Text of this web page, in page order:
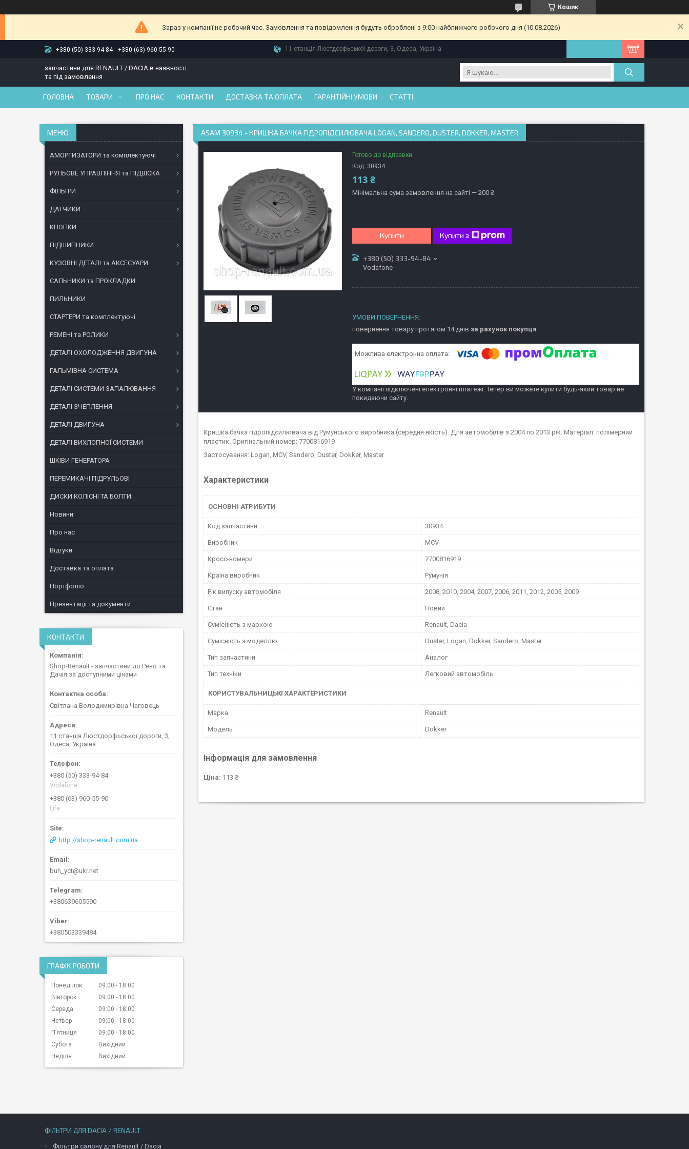
Кошик
Зараз у компанії не робочий час. Замовлення та повідомлення будуть оброблені з 9:00 найближчого робочого дня (10.08.2026)
+380 (50) 333-94-84 +380 (63) 960-55-90 11 станція Люстдорфьської дороги, 3, Одеса, Україна
запчастини для RENAULT / DACIA в наявності
та під замовлення
ГОЛОВНА ТОВАРИ ПРО НАС КОНТАКТИ ДОСТАВКА ТА ОПЛАТА ГАРАНТІЙНІ УМОВИ СТАТТІ
ASAM 30934 - КРИШКА БАЧКА ГІДРОПІДСИЛЮВАЧА LOGAN, SANDERO, DUSTER, DOKKER, MASTER
Готово до відправки
Код: 30934
113 ₴
Мінімальна сума замовлення на сайті — 200 ₴
Купити Купити з
+380 (50) 333-94-84
Vodafone
повернення товару протягом 14 днів за рахунок покупця
У компанії підключені електронні платежі. Тепер ви можете купити будь-який товар не
покидаючи сайту.
Кришка бачка гідропідсилювача від Румунського виробника (середня якість). Для автомобілів з 2004 по 2013 рік. Матеріал: полімерний
пластик. Оригінальний номер: 7700816919
Застосування: Logan, MCV, Sandero, Duster, Dokker, Master
Характеристики
ОСНОВНІ АТРИБУТИ
Код запчастини 30934
Виробник MCV
Кросс-номери 7700816919
Країна виробник Румунія
Рік випуску автомобіля 2008, 2010, 2004, 2007, 2006, 2011, 2012, 2005, 2009
Стан Новий
Сумісність з маркою Renault, Dacia
Сумісність з моделлю Duster, Logan, Dokker, Sandero, Master
Тип запчастини Аналог
Тип техніки Легковий автомобіль
КОРИСТУВАЛЬНИЦЬКІ ХАРАКТЕРИСТИКИ
Марка Renault
Модель Dokker
Інформація для замовлення
Ціна: 113 ₴
АМОРТИЗАТОРИ та комплектуючі
РУЛЬОВЕ УПРАВЛІННЯ та ПІДВІСКА
ФІЛЬТРИ
ДАТЧИКИ
КНОПКИ
ПІДШИПНИКИ
КУЗОВНІ ДЕТАЛІ та АКСЕСУАРИ
САЛЬНИКИ та ПРОКЛАДКИ
ПИЛЬНИКИ
СТАРТЕРИ та комплектуючі
РЕМЕНІ та РОЛИКИ
ДЕТАЛІ ОХОЛОДЖЕННЯ ДВИГУНА
ГАЛЬМІВНА СИСТЕМА
ДЕТАЛІ СИСТЕМИ ЗАПАЛЮВАННЯ
ДЕТАЛІ ЗЧЕПЛЕННЯ
ДЕТАЛІ ДВИГУНА
ДЕТАЛІ ВИХЛОПНОЇ СИСТЕМИ
ШКІВИ ГЕНЕРАТОРА
ПЕРЕМИКАЧІ ПІДРУЛЬОВІ
ДИСКИ КОЛІСНІ ТА БОЛТИ
Новини
Про нас
Відгуки
Доставка та оплата
Портфоліо
Презентації та документи
КОНТАКТИ
Shop-Renault - запчастини до Рено та
Дачія за доступними цінами
Світлана Володимирівна Чаговець
11 станція Люстдорфьської дороги, 3,
Одеса, Україна
+380 (50) 333-94-84
Vodafone
+380 (63) 960-55-90
Life
http://shop-renault.com.ua
buh_yct@ukr.net
+380639605590
+380503339484
ГРАФІК РОБОТИ
Понеділок 09:00
18:00
Вівторок
09:00
18:00
Середа
09:00
18:00
Четвер
09:00
18:00
Пʼятниця
09:00
18:00
Субота
Вихідний
Неділя
Вихідний
ФІЛЬТРИ ДЛЯ DACIA / RENAULT
Фільтри салону для Renault / Dacia